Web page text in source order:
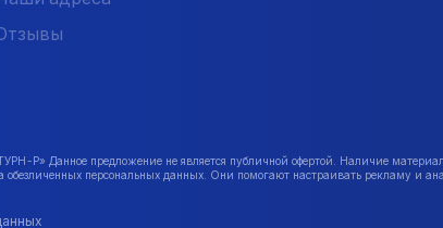
Р» Данное предложение не является публичной офертой. Наличие
обезличенных персональных данных. Они помогают настраивать рекламу и